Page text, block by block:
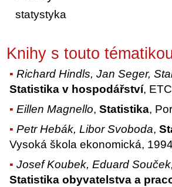
statystyka
Knihy s touto
Richard Hindls, Jan Seger,
Statistika v hospodářství,
Eillen Magnello,Statistika,
Petr Hebák, Libor Svoboda,
Vysoká škola ekonomická, 1994
Josef Koubek, Eduard
Statistika obyvatelstva a